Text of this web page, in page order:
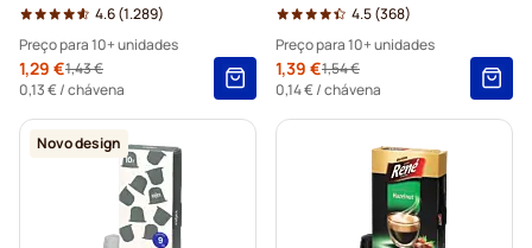
4.6(1.289)
Preço para 10+ unidades
Special Price
1,29 €Regular Price
1,43 €
0,13 €/ chávena
=1,43 €
5+ =1,35 €
10+
4.5(368)
Preço para 10+ unidades
Special Price
1,39 €Regular Price
1,54 €
0,14 €/ chávena
=1,54 €
5+ =1,46 €
10+
Novo design